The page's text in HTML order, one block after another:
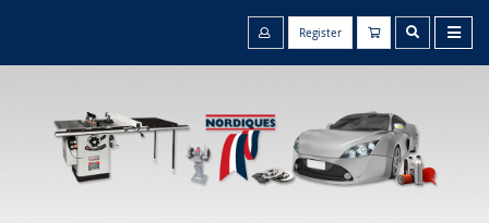
Register